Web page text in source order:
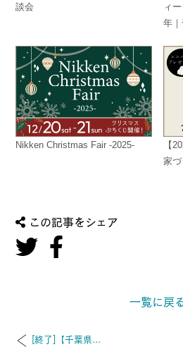
談会
ィ
年｜
Nikken Christmas Fair -2025-
【
家
この記事をシェア
一覧に戻
[終了]【千葉県...